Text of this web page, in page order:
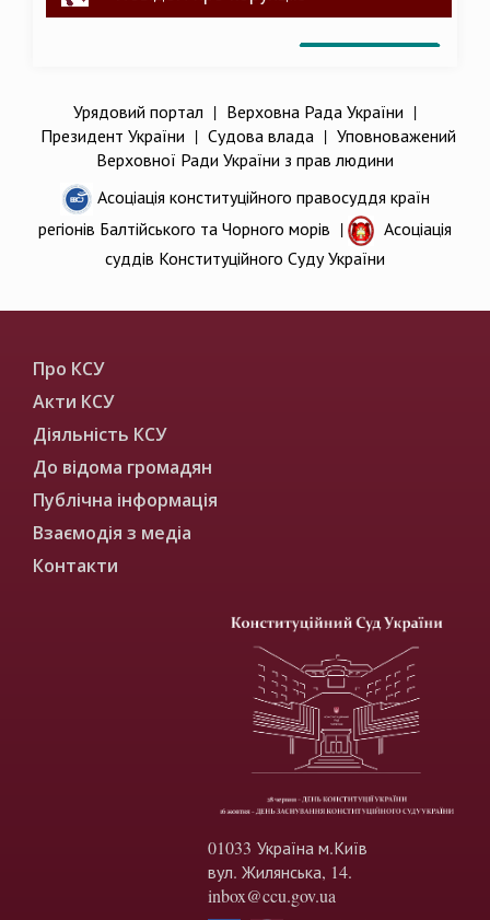
Урядовий портал | Верховна Рада України |
Президент України | Судова влада| Уповноважений
Верховної Ради України з прав людини
Асоціація конституційного правосуддя країн
регіонів Балтійського та Чорного морів |
Асоціація
суддів Конституційного Суду України
Про КСУ
Акти КСУ
Діяльність КСУ
До відома громадян
Публічна інформація
Взаємодія з медіа
Контакти
01033 Україна м.Київ
вул. Жилянська, 14.
inbox@ccu.gov.ua